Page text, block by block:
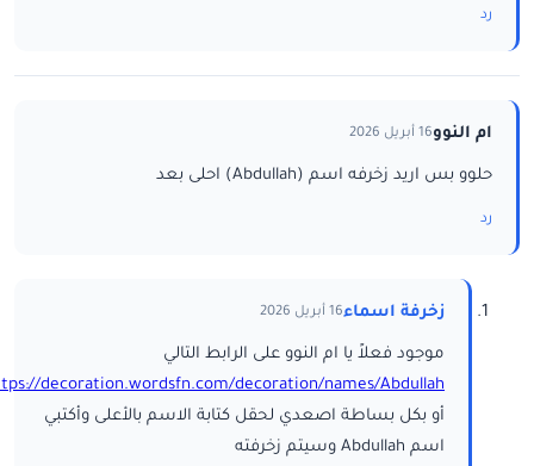
رد
ام النوو16 أبريل 2026
حلوو بس اريد زخرفه اسم (Abdullah) احلى بعد
رد
زخرفة اسماء16 أبريل 2026
موجود فعلاً يا ام النوو على الرابط التالي
decoration.wordsfn.com/decoration/names/Abdullah/
أو بكل بساطة اصعدي لحقل كتابة الاسم بالأعلى وأكتبي
اسم Abdullah وسيتم زخرفته